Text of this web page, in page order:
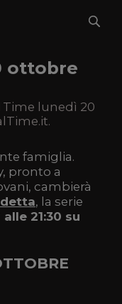
ottobre
Time lunedì 20
famiglia.
pronto a
cambierà
, la serie
21:30 su